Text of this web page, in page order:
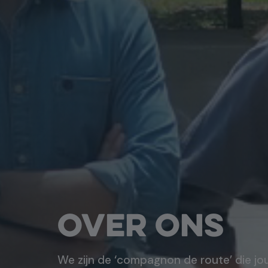
Over ons
We zijn de ‘compagnon de route’ die